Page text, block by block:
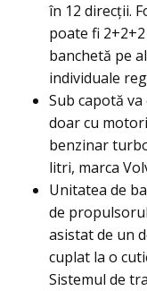
în 12 direcții.
poate fi
banchetă pe
individuale
Sub capotă
doar cu
benzinar
litri, marca
Unitatea de
de
asistat de un
cuplat la o
Sistemul de